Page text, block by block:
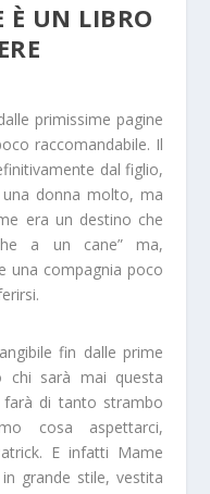
È UN LIBRO
primissime pagine
raccomandabile. Il
dal figlio,
donna molto, ma
era un destino che
a un cane” ma,
una compagnia poco
fin dalle prime
chi sarà mai questa
di tanto strambo
cosa aspettarci,
E infatti Mame
grande stile, vestita